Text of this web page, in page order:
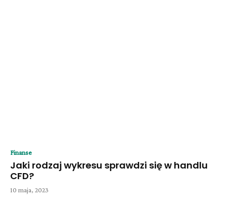
Finanse
Jaki rodzaj wykresu sprawdzi się w handlu
CFD?
10 maja, 2023